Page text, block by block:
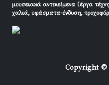
μουσειακά αντικείμενα (έργα
χαλιά, υφάσματα-ένδυση,
Copyright ©